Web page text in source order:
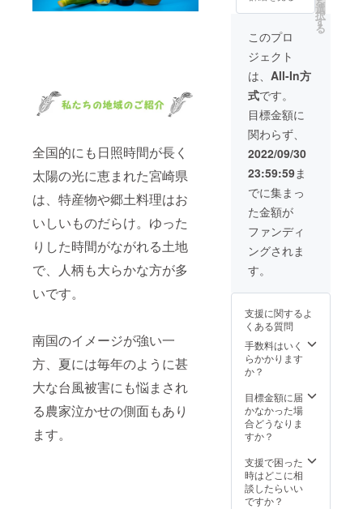
全国的にも日照時間が長く
太陽の光に恵まれた宮崎県
は、特産物や郷土料理はお
いしいものだらけ。ゆった
りした時間がながれる土地
で、人柄も大らかな方が多
いです。
南国のイメージが強い一
方、夏には毎年のように甚
大な台風被害にも悩まされ
る農家泣かせの側面もあり
ます。
本/宮崎
県 ＊サ
イズ/重
量
2L以
上/350g
以上(1
本あた
り) ＊保
存方
法
冷蔵
選
択
す
る
このプロ
ジェクト
は、 All-In方
式です。
目標金額に
関わらず、
2022/09/30
23:59:59ま
でに集まっ
た金額が
ファンディ
ングされま
す。
支援に関するよ
くある質問
手数料はいく
らかかります
か？
目標金額に届
かなかった場
合どうなりま
すか？
支援で困った
時はどこに相
談したらいい
ですか？